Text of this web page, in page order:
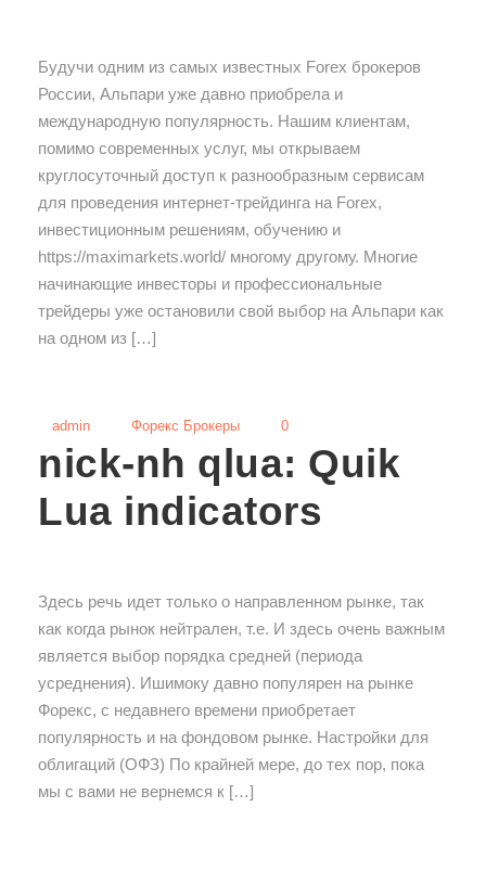
Будучи одним из самых известных Forex брокеров
России, Альпари уже давно приобрела и
международную популярность. Нашим клиентам,
помимо современных услуг, мы открываем
круглосуточный доступ к разнообразным сервисам
для проведения интернет-трейдинга на Forex,
инвестиционным решениям, обучению и
https://maximarkets.world/ многому другому. Многие
начинающие инвесторы и профессиональные
трейдеры уже остановили свой выбор на Альпари как
на одном из […]
admin Форекс Брокеры 0
nick-nh qlua: Quik
Lua indicators
Здесь речь идет только о направленном рынке, так
как когда рынок нейтрален, т.е. И здесь очень важным
является выбор порядка средней (периода
усреднения). Ишимоку давно популярен на рынке
Форекс, с недавнего времени приобретает
популярность и на фондовом рынке. Настройки для
облигаций (ОФЗ) По крайней мере, до тех пор, пока
мы с вами не вернемся к […]